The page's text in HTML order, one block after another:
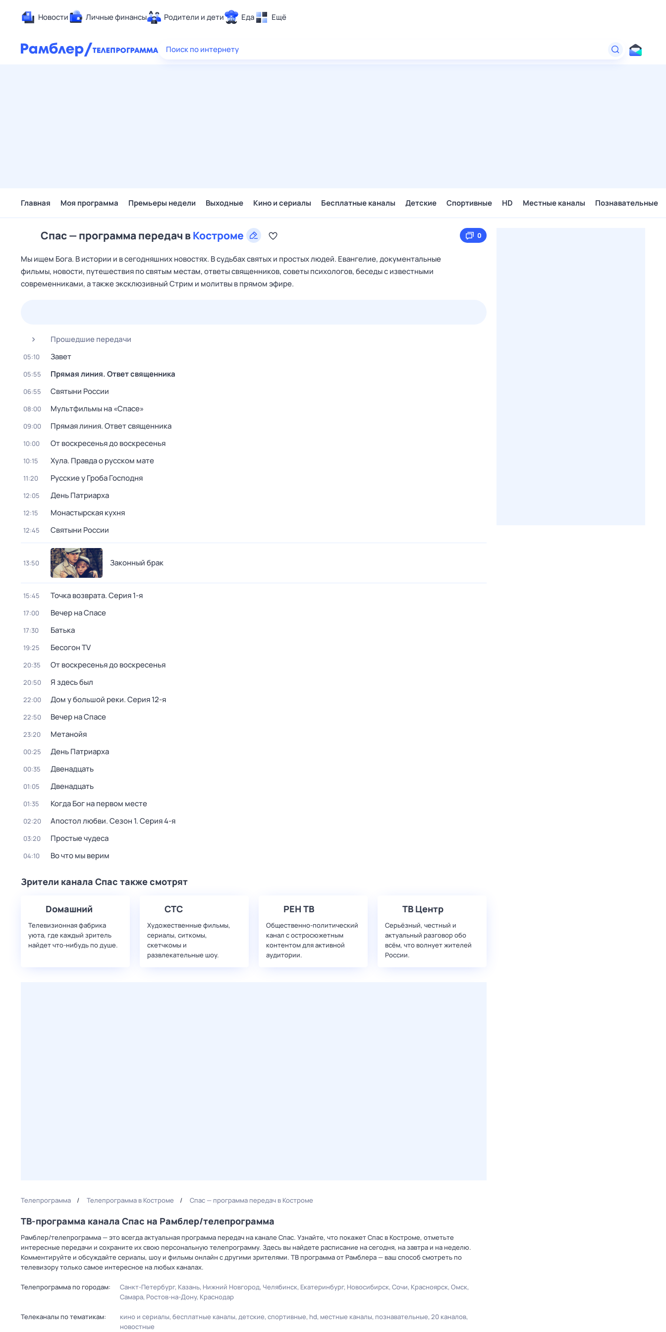
Новости Личные финансы Родители и дети Еда Ещё
Здоровье
Поиск по интернету
Главная Моя программа Премьеры недели Выходные Кино и сериалы Бесплатные каналы Детские Спортивные HD Местные каналы Познавательные
Спас — программа передач вКостроме 0
Мы ищем Бога. В истории и в сегодняшних новостях. В судьбах святых и простых людей. Евангелие, документальные
фильмы, новости, путешествия по святым местам, ответы священников, советы психологов, беседы с известными
современниками, а также эксклюзивный Стрим и молитвы в прямом эфире.
Прошедшие передачи
05:10 Зaвeт
05:55 Прямая линия. Ответ священника
06:55 Святыни России
08:00 Мультфильмы на «Спасе»
09:00 Прямая линия. Ответ священника
10:00 От воскресенья до воскресенья
10:15 Хула. Правда о русском мате
11:20 Русские у Гроба Господня
12:05 День Патриарха
12:15 Монастырская кухня
12:45 Святыни России
13:50 Законный брак
15:45 Точка возврата. Серия 1-я
17:00 Вечер на Спасе
17:30 Батька
19:25 Бесогон TV
20:35 От воскресенья до воскресенья
20:50 Я здесь был
22:00 Дом у большой реки. Серия 12-я
22:50 Вечер на Спасе
23:20 Mетанoйя
00:25 День Патриарха
00:35 Двенадцать
01:05 Двенадцать
01:35 Когда Бог на первом месте
02:20 Апостол любви. Сезон 1. Серия 4-я
03:20 Простые чудеса
04:10 Во что мы верим
Зрители канала Спас также смотрят
Dомашний
Телевизионная фабрика
уюта, где каждый зритель
найдет что‑нибудь по душе.
СТС
Художественные фильмы,
сериалы, ситкомы,
скетчкомы и
развлекательные шоу.
РЕН ТВ
Общественно-политический
канал с остросюжетным
контентом для активной
аудитории.
ТВ Центр
Серьёзный, честный и
актуальный разговор обо
всём, что волнует жителей
России.
Телепрограмма Телепрограмма в Костроме Спас — программа передач в Костроме
ТВ-программа канала Спас на Рамблер/телепрограмма
Рамблер/телепрограмма — это всегда актуальная программа передач на канале Спас. Узнайте, что покажет Спас в Костроме, отметьте
интересные передачи и сохраните их свою персональную телепрограмму. Здесь вы найдете расписание на сегодня, на завтра и на неделю.
Комментируйте и обсуждайте сериалы, шоу и фильмы онлайн с другими зрителями. ТВ программа от Рамблера — ваш способ смотреть по
телевизору только самое интересное на любых каналах.
Телепрограмма по городам: Санкт-Петербург Казань Нижний Новгород Челябинск Екатеринбург Новосибирск Сочи Красноярск Омск
Самара Ростов-на-Дону Краснодар
Телеканалы по тематикам: кино и сериалы бесплатные каналы детские спортивные hd местные каналы познавательные 20 каналов
новостные